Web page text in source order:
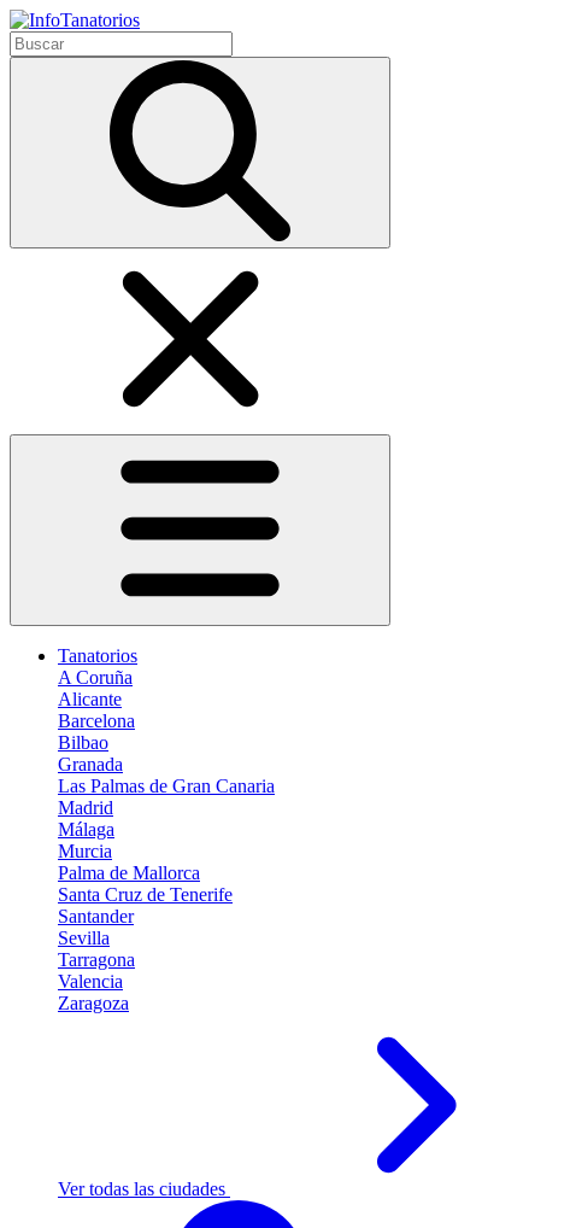
Tanatorios
A Coruña
Alicante
Barcelona
Bilbao
Granada
Las Palmas de Gran Canaria
Madrid
Málaga
Murcia
Palma de Mallorca
Santa Cruz de Tenerife
Santander
Sevilla
Tarragona
Valencia
Zaragoza
Ver todas las ciudades